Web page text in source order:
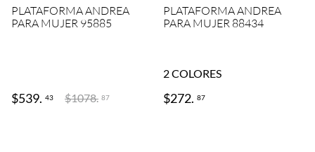
PLATAFORMA ANDREA
PARA MUJER 95885
$539. 43 $1078. 87
PLATAFORMA ANDREA
PARA MUJER 88434
2COLORES
$272. 87